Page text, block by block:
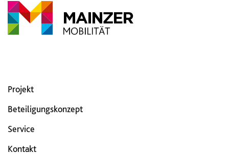
Projekt
Beteiligungskonzept
Service
Kontakt